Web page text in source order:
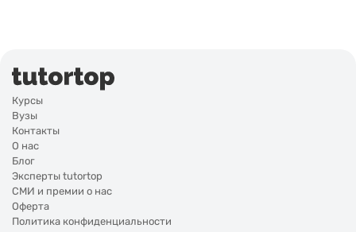
Курсы
Вузы
Контакты
О нас
Блог
Эксперты tutortop
СМИ и премии о нас
Оферта
Политика конфиденциальности